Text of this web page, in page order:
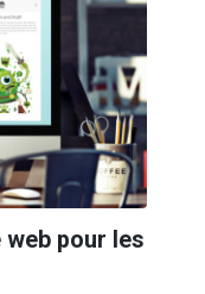
web pour les